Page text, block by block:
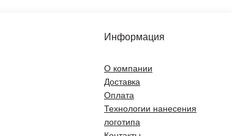
Информация
О компании
Доставка
Оплата
Технологии нанесения
логотипа